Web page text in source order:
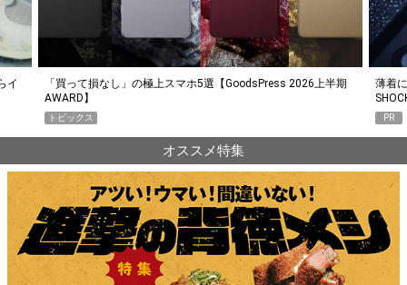
イ
「買って損なし」の極上スマホ5選【GoodsPress 2026上半期
AWARD】
トピックス
薄着
PR
オススメ特集